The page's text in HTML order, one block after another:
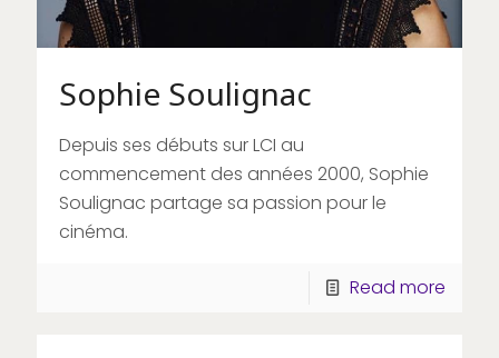
Sophie Soulignac
Depuis ses débuts sur LCI au
commencement des années 2000, Sophie
Soulignac partage sa passion pour le
cinéma.
Read more